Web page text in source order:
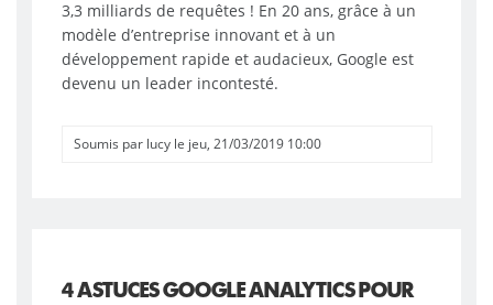
3,3 milliards de requêtes ! En 20 ans, grâce à un
modèle d’entreprise innovant et à un
développement rapide et audacieux, Google est
devenu un leader incontesté.
Soumis par lucyle jeu, 21/03/2019 10:00
4 ASTUCES GOOGLE ANALYTICS POUR